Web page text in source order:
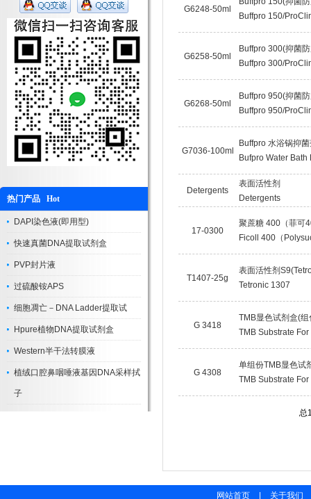
热门产品 Hot
DAPI染色液(即用型)
快速真菌DNA提取试剂盒
PVP封片液
过硫酸铵APS
细胞凋亡－DNA Ladder提取试
Hpure植物DNA提取试剂盒
Western半干法转膜液
植绒口腔鼻咽唾液基因DNA采样拭
子
G6248-50ml
Buffpro 150/
G6258-50ml
Buffpro 300(抑菌
Buffpro 300/
G6268-50ml
Buffpro 950(抑菌
Buffpro 950/
G7036-100ml
Buffpro 水浴锅抑
Bufpro Water Bath
Detergents
表面活性剂
Detergents
17-0300
聚蔗糖 400（菲可
Ficoll 400（
T1407-25g
表面活性剂
Tetronic 1307
G 3418
TMB显色试剂盒(
TMB Substrate
G 4308
单组份TMB显色试
TMB Substrate
总
网站首页 关于我们